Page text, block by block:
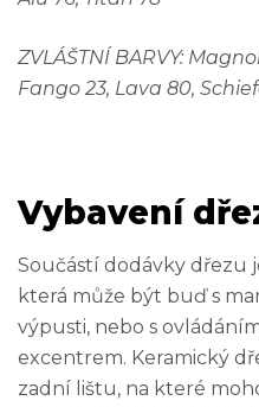
ZVLÁŠTNÍ BARVY:
Fango 23, Lava 80,
Vybavení
Součástí dodávky dřezu
která může být buď s
výpusti, nebo s
excentrem. Keramický
zadní lištu, na které